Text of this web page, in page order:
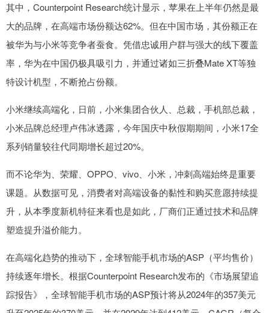
其中，Counterpoint Research统计显示，苹果在上半年仍然是最
大的品牌，在高端市场份额达62%。但在中国市场，其份额正在
被华为与小米等竞争者蚕食。凭借忠诚用户群与强大的线下覆盖
率，华为在中国仍极具吸引力，并通过诸如三折叠Mate XT等独
特设计机型，不断抢占份额。
小米继续高端化，日前，小米集团合伙人、总裁，手机部总裁，
小米品牌总经理卢伟冰透露，今年国庆中秋假期期间，小米17全
系列销量较往代同期增长超过20%。
而不论华为、荣耀、OPPO、vivo、小米，冲刺高端始终是重要
课题。从数据可见，消费者对高端设备的黏性和购买意愿持续提
升，从本季度新机特征来看也是如此，厂商们正通过技术和品牌
塑造提升溢价能力。
在高端化趋势的推动下，全球智能手机市场的ASP（平均售价）
持续逐年增长。根据Counterpoint Research发布的《市场展望追
踪报告》，全球智能手机市场的ASP预计将从2024年的357美元